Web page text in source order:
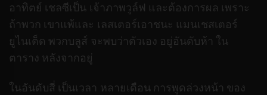
อาทิตย์ เชลซีเป็น เจ้าภาพวูล์ฟ และต้องการผล เพราะ
ถ้าพวก เขาแพ้และ เลสเตอร์เอาชนะ แมนเชสเตอร์
ยูไนเต็ด พวกบลูส์ จะพบว่าตัวเอง อยู่อันดับห้า ใน
ตาราง หลังจากอยู่
ในอันดับสี่ เป็นเวลา หลายเดือน การพูดล่วงหน้า ของ